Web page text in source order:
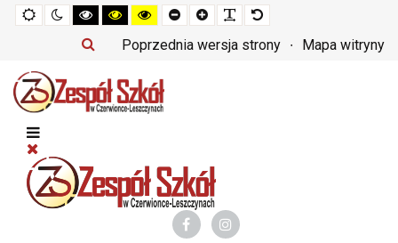
Tryb
domyślny
Tryb
nocny
Tryb
czarno-
biały
o
kontraście
Tryb
czarno-
żółty
o
kontraście
Tryb
żółto-
czarny
o
kontraście
Set
smaller
font
Set
larger
font
Make
font
more
readable
Set
default
font
Poprzednia wersja strony Mapa witryny